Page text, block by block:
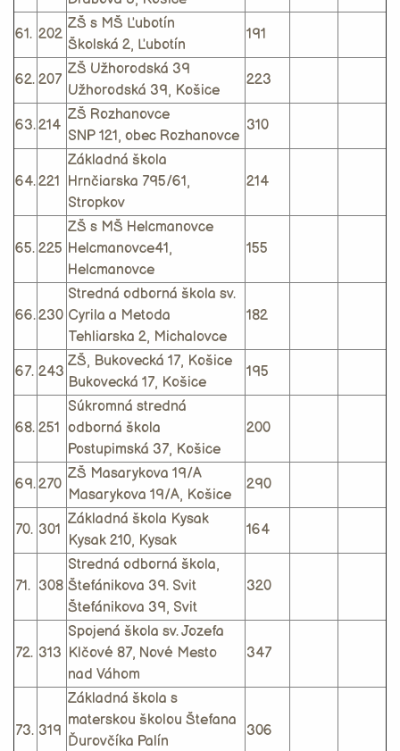
61. 202
ZŠ s MŠ Ľubotín
Školská 2, Ľubotín
191
62. 207
ZŠ Užhorodská 39
Užhorodská 39, Košice
223
63.214
ZŠ Rozhanovce
SNP 121, obec Rozhanovce
310
64.221
Základná škola
Hrnčiarska 795/61,
Stropkov
214
65. 225
ZŠ s MŠ Helcmanovce
Helcmanovce41,
Helcmanovce
155
66.230
Stredná odborná škola sv.
Cyrila a Metoda
Tehliarska 2, Michalovce
182
67. 243
ZŠ, Bukovecká 17, Košice
Bukovecká 17, Košice
195
68. 251
Súkromná stredná
odborná škola
Postupimská 37, Košice
200
69.270
ZŠ Masarykova 19/A
Masarykova 19/A, Košice
290
70. 301
Základná škola Kysak
Kysak 210, Kysak
164
71. 308
Stredná odborná škola,
Štefánikova 39. Svit
Štefánikova 39, Svit
320
72. 313
Spojená škola sv. Jozefa
Klčové 87, Nové Mesto
nad Váhom
347
73. 319
Základná škola s
materskou školou Štefana
Ďurovčíka Palín
306